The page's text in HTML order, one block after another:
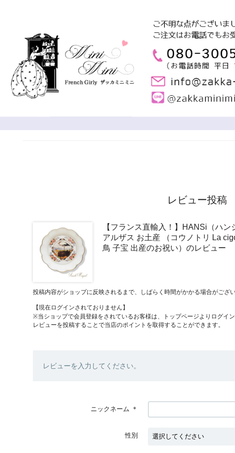
レビュー投稿
【フランス直輸入！】HANSi（ハ
アルザス お土産 （コウノトリ La
鳥 子宝 出産のお祝い）のレビュー
投稿内容がショップに反映されるまで、しばらく時間がかかる場合がござい
【現在ログインされておりません】
※当ショップで会員登録をされているお客様は、トップページよりログイン
レビューを投稿することで当店のポイントを取得することができます。
レビューを入力してください。
ニックネーム ＊
性別